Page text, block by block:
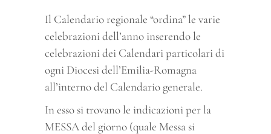
Il Calendario regionale “ordina” le varie
celebrazioni dell’anno inserendo le
celebrazioni dei Calendari particolari di
ogni Diocesi dell’Emilia-Romagna
all’interno del Calendario generale.
In esso si trovano le indicazioni per la
MESSA del giorno (quale Messa si